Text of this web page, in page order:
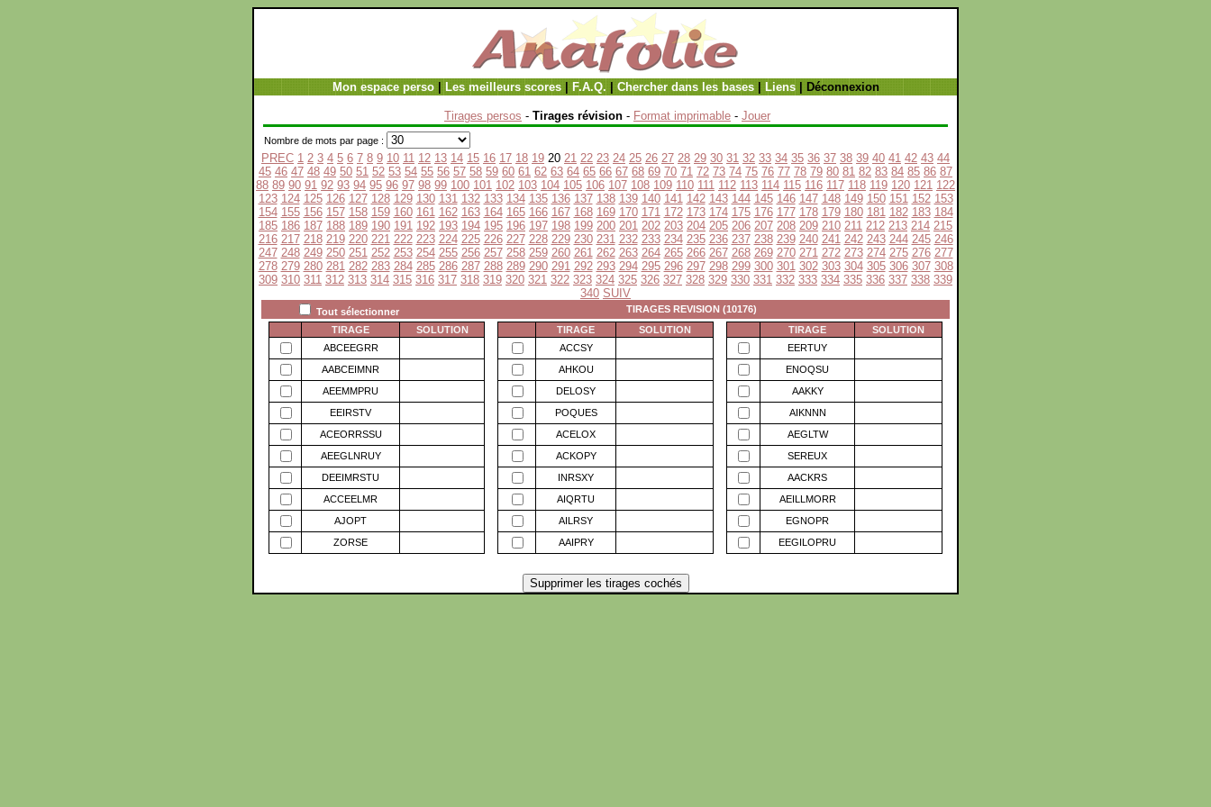
Mon espace perso| Les meilleurs scores| F.A.Q. Chercher dans les bases| Liens| Déconnexion
Tirages persos - Tirages révision - Format imprimable - Jouer
Nombre de mots par page :
PREC 1 2 3 4 5 6 7 8 9 10 11 12 13 14 15 16 17 18 19 20 21 22 23 24 25 26 27 28 29 30 31 32 33 34 35 36 37 38 39 40 41 42 43 44
45 46 47 48 49 50 51 52 53 54 55 56 57 58 59 60 61 62 63 64 65 66 67 68 69 70 71 72 73 74 75 76 77 78 79 80 81 82 83 84 85 86 87
88 89 90 91 92 93 94 95 96 97 98 99 100 101 102 103 104 105 106 107 108 109 110 111 112 113 114 115 116 117 118 119 120 121 122
123 124 125 126 127 128 129 130 131 132 133 134 135 136 137 138 139 140 141 142 143 144 145 146 147 148 149 150 151 152 153
154 155 156 157 158 159 160 161 162 163 164 165 166 167 168 169 170 171 172 173 174 175 176 177 178 179 180 181 182 183 184
185 186 187 188 189 190 191 192 193 194 195 196 197 198 199 200 201 202 203 204 205 206 207 208 209 210 211 212 213 214 215
216 217 218 219 220 221 222 223 224 225 226 227 228 229 230 231 232 233 234 235 236 237 238 239 240 241 242 243 244 245 246
247 248 249 250 251 252 253 254 255 256 257 258 259 260 261 262 263 264 265 266 267 268 269 270 271 272 273 274 275 276 277
278 279 280 281 282 283 284 285 286 287 288 289 290 291 292 293 294 295 296 297 298 299 300 301 302 303 304 305 306 307 308
309 310 311 312 313 314 315 316 317 318 319 320 321 322 323 324 325 326 327 328 329 330 331 332 333 334 335 336 337 338 339
340 SUIV
Tout sélectionner
TIRAGES REVISION (10176)
TIRAGE
SOLUTION
ABCEEGRR
AABCEIMNR
AEEMMPRU
EEIRSTV
ACEORRSSU
AEEGLNRUY
DEEIMRSTU
ACCEELMR
AJOPT
ZORSE
TIRAGE
SOLUTION
ACCSY
AHKOU
DELOSY
POQUES
ACELOX
ACKOPY
INRSXY
AIQRTU
AILRSY
AAIPRY
TIRAGE
SOLUTION
EERTUY
ENOQSU
AAKKY
AIKNNN
AEGLTW
SEREUX
AACKRS
AEILLMORR
EGNOPR
EEGILOPRU